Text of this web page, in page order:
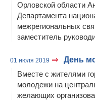
Орловской области
Департамента
межрегиональных
заместитель
01 июля 2019 ⇒
День
Вместе с жителями
молодежи на
желающих